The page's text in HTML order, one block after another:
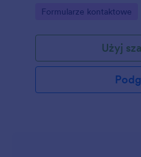
Go to Category:
Formularze kontaktowe
Użyj